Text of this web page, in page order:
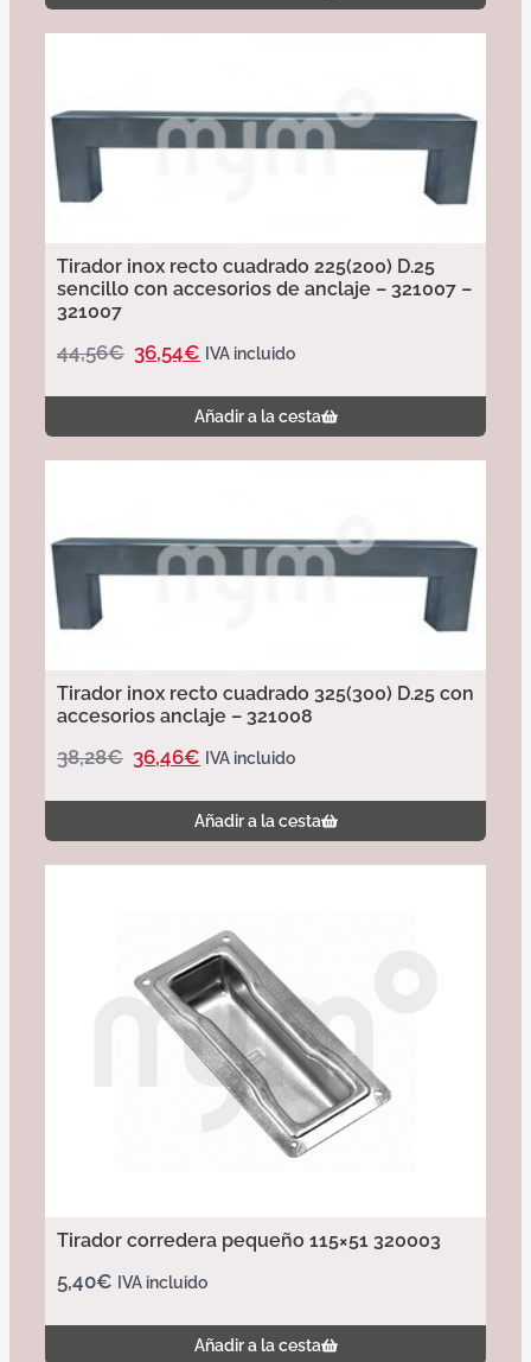
Tirador inox recto cuadrado 225(200) D.25
sencillo con accesorios de anclaje – 321007 –
321007
44,56€ 36,54€ IVA incluido
Añadir a la cesta
Tirador inox recto cuadrado 325(300) D.25 con
accesorios anclaje – 321008
38,28€ 36,46€ IVA incluido
Añadir a la cesta
Tirador corredera pequeño 115×51 320003
5,40€ IVA incluido
Añadir a la cesta